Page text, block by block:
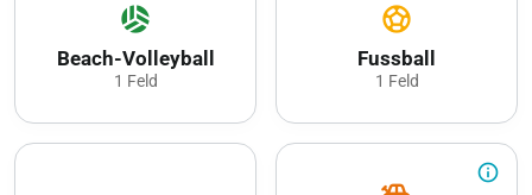
sports_volleyball
Beach-Volleyball
1 Feld
sports_soccer
Fussball
1 Feld
info_outline